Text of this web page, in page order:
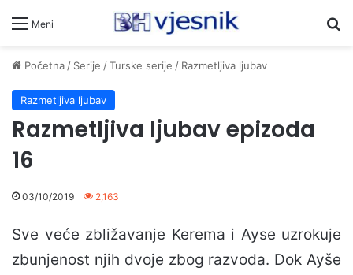
Meni
Početna/ Serije /Turske serije / Razmetljiva ljubav
Razmetljiva ljubav
Razmetljiva ljubav epizoda
16
03/10/2019 2,163
Sve veće zbližavanje Kerema i Ayse uzrokuje
zbunjenost njih dvoje zbog razvoda. Dok Ayše